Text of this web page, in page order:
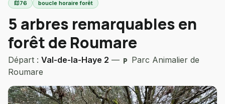
map76 boucle horaire forêt
5 arbres remarquables en
forêt de Roumare
Départ : Val-de-la-Haye 2 — local_parking
Parc Animalier de
Roumare